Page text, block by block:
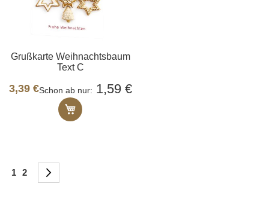
Grußkarte Weihnachtsbaum
Text C
3,39 €Schon ab nur 1,59 €
In den Warenkorb
Seite
You're currently reading page
1 Seite
2